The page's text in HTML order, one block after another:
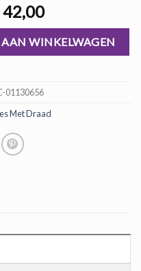
63,00.
42,00Huidige
prijs
is:
€ 42,00.
WINKELWAGEN
01130656
Met Draad